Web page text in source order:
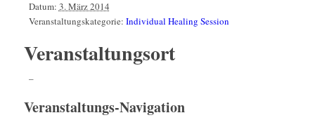
Datum: 3. März 2014
Veranstaltungskategorie: Individual Healing Session
Veranstaltungsort
–
Veranstaltungs-Navigation